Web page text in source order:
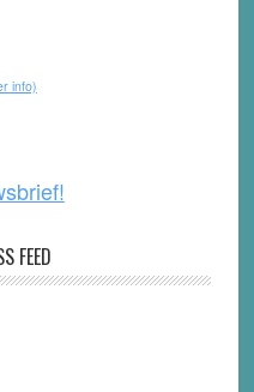
info)
FEED